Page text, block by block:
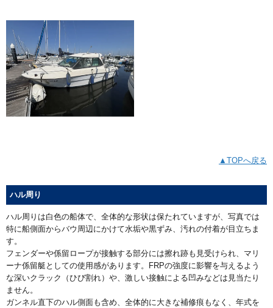
▲TOPへ戻る
ハル周り
ハル周りは白色の船体で、全体的な形状は保たれていますが、写真では
特に船側面からバウ周辺にかけて水垢や黒ずみ、汚れの付着が目立ちま
す。
フェンダーや係留ロープが接触する部分には擦れ跡も見受けられ、マリ
ーナ係留艇としての使用感があります。FRPの強度に影響を与えるよう
な深いクラック（ひび割れ）や、激しい接触による凹みなどは見当たり
ません。
ガンネル直下のハル側面も含め、全体的に大きな補修痕もなく、年式を